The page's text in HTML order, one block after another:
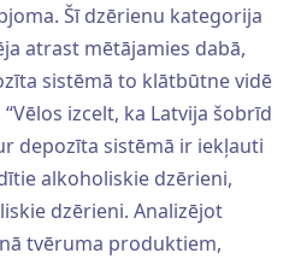
Šī dzērienu kategorija
atrast mētājamies dabā,
sistēmā to klātbūtne vidē
izcelt, ka Latvija šobrīd
depozīta sistēmā ir iekļauti
alkoholiskie dzērieni,
dzērieni. Analizējot
tvēruma produktiem,